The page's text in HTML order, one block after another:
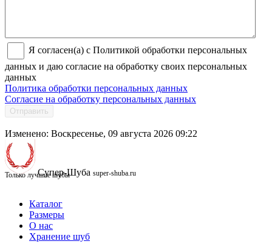
Я согласен(а) с Политикой обработки персональных
данных и даю согласие на обработку своих персональных
данных
Политика обработки персональных данных
Согласие на обработку персональных данных
Отправить
Изменено: Воскресенье, 09 августа 2026 09:22
Супер-Шуба super-shuba.ru
Только лучшие шубы
Каталог
Размеры
О нас
Хранение шуб